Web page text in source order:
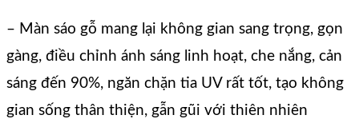
– Màn sáo gỗ mang lại không gian sang trọng, gọn
gàng, điều chỉnh ánh sáng linh hoạt, che nắng, cản
sáng đến 90%, ngăn chặn tia UV rất tốt, tạo không
gian sống thân thiện, gẫn gũi với thiên nhiên